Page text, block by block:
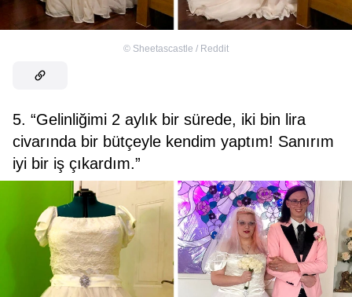
© Sheetascastle / Reddit
5. “Gelinliğimi 2 aylık bir sürede, iki bin lira
civarında bir bütçeyle kendim yaptım! Sanırım
iyi bir iş çıkardım.”